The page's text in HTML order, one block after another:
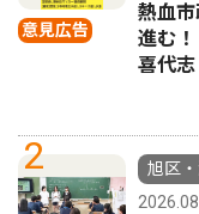
意見広告
熱血
進む
喜代志
2
旭区